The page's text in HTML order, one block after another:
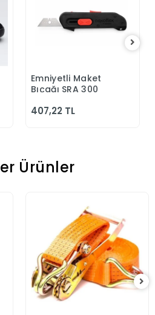
Sepete Ekle
Emniyetli Maket
Bıçağı SRA 300
407,22 TL
Ürünler